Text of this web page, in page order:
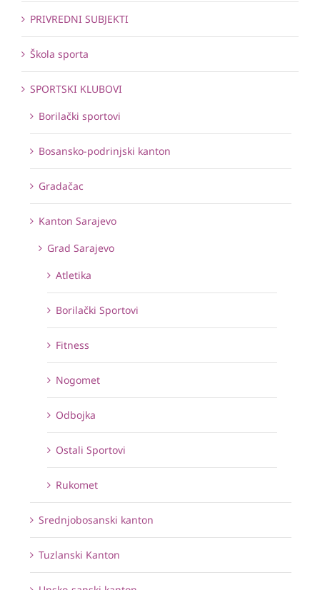
PRIVREDNI SUBJEKTI
Škola sporta
SPORTSKI KLUBOVI
Borilački sportovi
Bosansko-podrinjski kanton
Gradačac
Kanton Sarajevo
Grad Sarajevo
Atletika
Borilački Sportovi
Fitness
Nogomet
Odbojka
Ostali Sportovi
Rukomet
Srednjobosanski kanton
Tuzlanski Kanton